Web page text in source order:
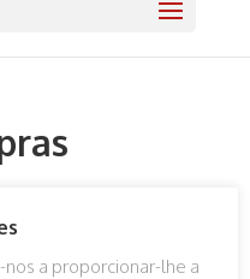
a proporcionar-lhe a